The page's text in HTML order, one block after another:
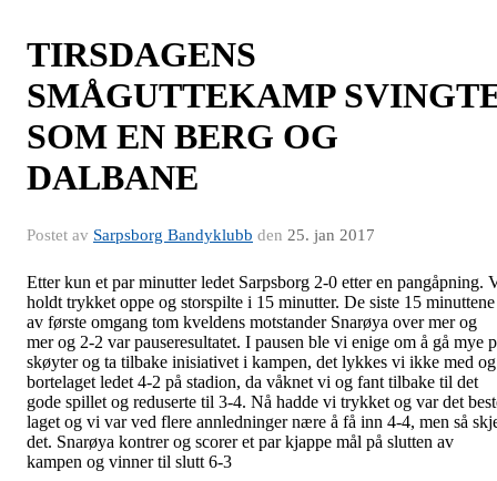
TIRSDAGENS
SMÅGUTTEKAMP
SOM EN BERG OG
DALBANE
Postet av Sarpsborg Bandyklubb den 25. jan 2017
Etter kun et par minutter ledet Sarpsborg 2-0 etter en pangåpning.
holdt trykket oppe og storspilte i 15 minutter. De siste 15 minuttene
av første omgang tom kveldens motstander Snarøya over mer og
mer og 2-2 var pauseresultatet. I pausen ble vi enige om å gå mye
skøyter og ta tilbake inisiativet i kampen, det lykkes vi ikke med og
bortelaget ledet 4-2 på stadion, da våknet vi og fant tilbake til det
gode spillet og reduserte til 3-4. Nå hadde vi trykket og var det
laget og vi var ved flere annledninger nære å få inn 4-4, men så
det. Snarøya kontrer og scorer et par kjappe mål på slutten av
kampen og vinner til slutt 6-3